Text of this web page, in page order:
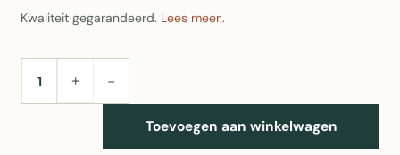
Kwaliteit gegarandeerd. Lees meer..
AANTAL+ −
Toevoegen aan winkelwagen